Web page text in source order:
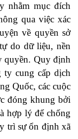
nhằm mục đích
qua việc xác
về quyền sở
do dữ liệu, nền
quyền. Quy định
ty cung cấp dịch
Quốc, các cuộc
đóng khung bởi
hợp lý để chống
trì sự ổn định xã